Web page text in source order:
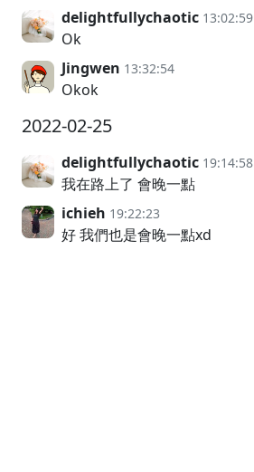
delightfullychaotic 13:02:59
Ok
Jingwen 13:32:54
Okok
2022-02-25
delightfullychaotic 19:14:58
我在路上了 會晚一點
ichieh 19:22:23
好 我們也是會晚一點xd